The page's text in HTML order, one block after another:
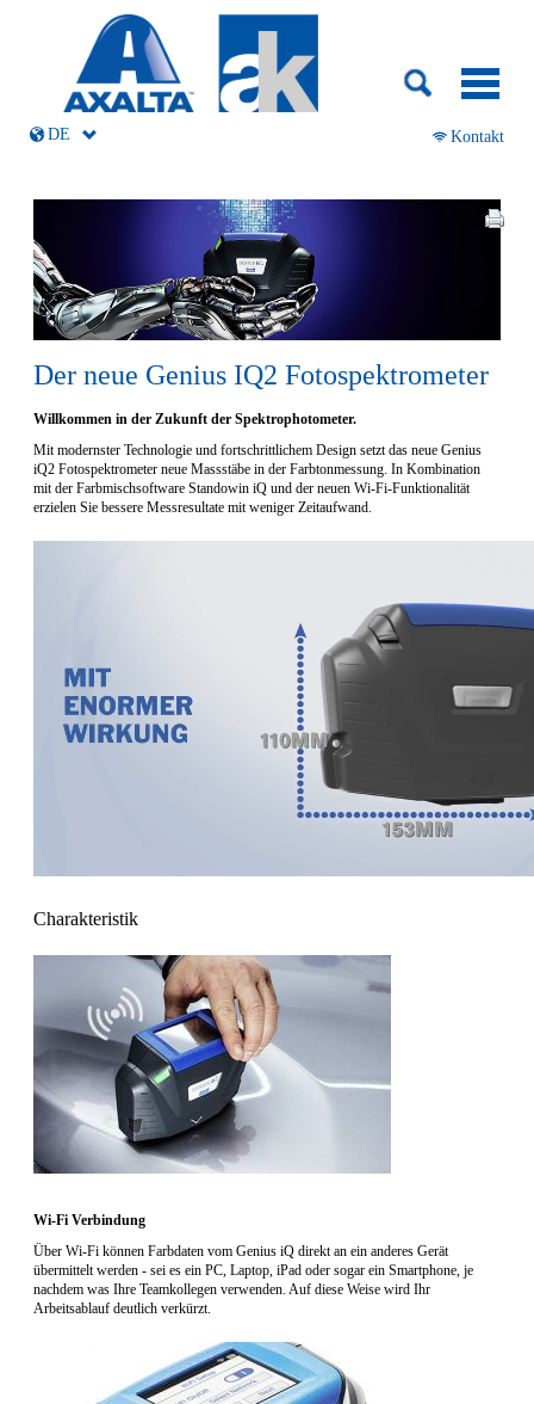
Navigation
Kontakt
DE
Der neue Genius IQ2 Fotospektrometer
Willkommen in der Zukunft der Spektrophotometer.
Mit modernster Technologie und fortschrittlichem Design setzt das neue Genius
iQ2 Fotospektrometer neue Massstäbe in der Farbtonmessung. In Kombination
mit der Farbmischsoftware Standowin iQ und der neuen Wi-Fi-Funktionalität
erzielen Sie bessere Messresultate mit weniger Zeitaufwand.
Charakteristik
Wi-Fi Verbindung
Über Wi-Fi können Farbdaten vom Genius iQ direkt an ein anderes Gerät
übermittelt werden - sei es ein PC, Laptop, iPad oder sogar ein Smartphone, je
nachdem was Ihre Teamkollegen verwenden. Auf diese Weise wird Ihr
Arbeitsablauf deutlich verkürzt.